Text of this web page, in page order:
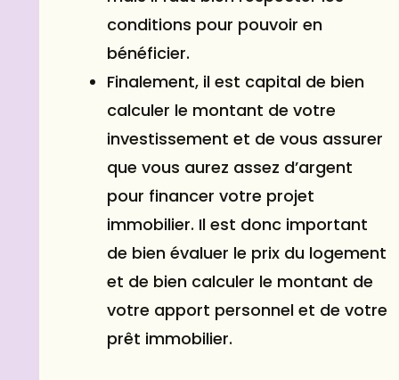
conditions pour pouvoir en
bénéficier.
Finalement, il est capital de bien
calculer le montant de votre
investissement et de vous assurer
que vous aurez assez d’argent
pour financer votre projet
immobilier. Il est donc important
de bien évaluer le prix du logement
et de bien calculer le montant de
votre apport personnel et de votre
prêt immobilier.